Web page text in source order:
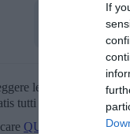
If
le notizie
tutti i giorni alle 20:00
QUI